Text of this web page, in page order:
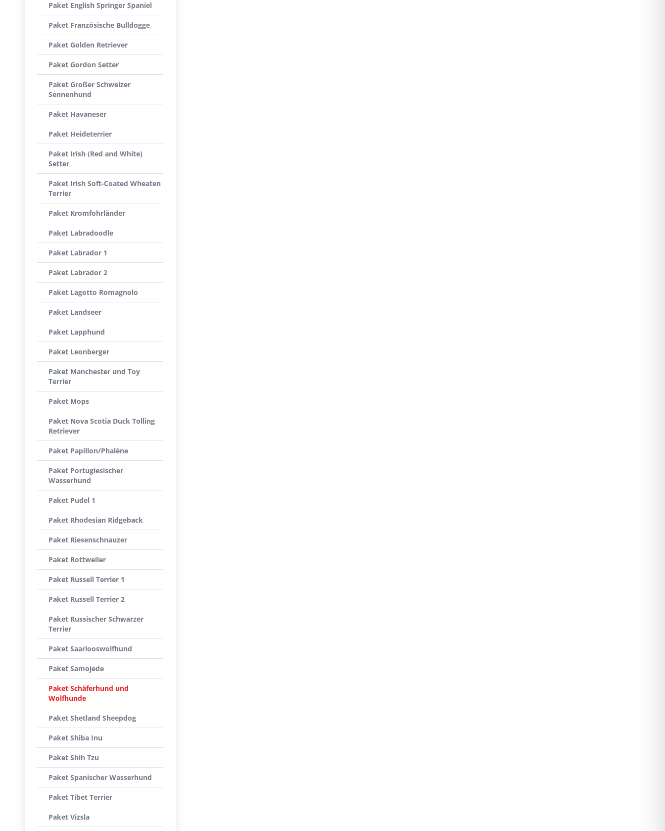
Paket English Springer Spaniel
Paket Französische Bulldogge
Paket Golden Retriever
Paket Gordon Setter
Paket Großer Schweizer
Sennenhund
Paket Havaneser
Paket Heideterrier
Paket Irish (Red and White)
Setter
Paket Irish Soft-Coated Wheaten
Terrier
Paket Kromfohrländer
Paket Labradoodle
Paket Labrador 1
Paket Labrador 2
Paket Lagotto Romagnolo
Paket Landseer
Paket Lapphund
Paket Leonberger
Paket Manchester und Toy
Terrier
Paket Mops
Paket Nova Scotia Duck Tolling
Retriever
Paket Papillon/Phalène
Paket Portugiesischer
Wasserhund
Paket Pudel 1
Paket Rhodesian Ridgeback
Paket Riesenschnauzer
Paket Rottweiler
Paket Russell Terrier 1
Paket Russell Terrier 2
Paket Russischer Schwarzer
Terrier
Paket Saarlooswolfhund
Paket Samojede
Paket Schäferhund und
Wolfhunde
Paket Shetland Sheepdog
Paket Shiba Inu
Paket Shih Tzu
Paket Spanischer Wasserhund
Paket Tibet Terrier
Paket Vizsla